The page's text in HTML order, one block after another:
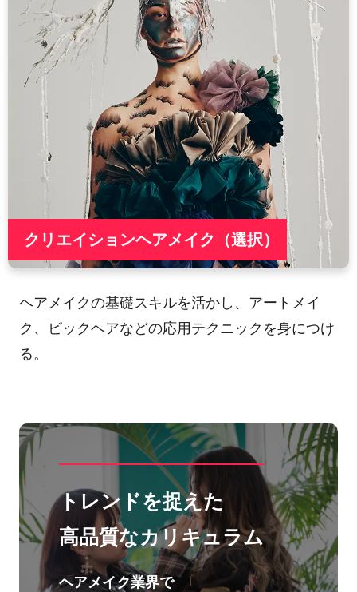
クリエイションヘアメイク（選択）
ヘアメイクの基礎スキルを活かし、アートメイ
ク、ビックヘアなどの応用テクニックを身につけ
る。
トレンドを捉えた
高品質なカリキュラム
ヘアメイク業界で